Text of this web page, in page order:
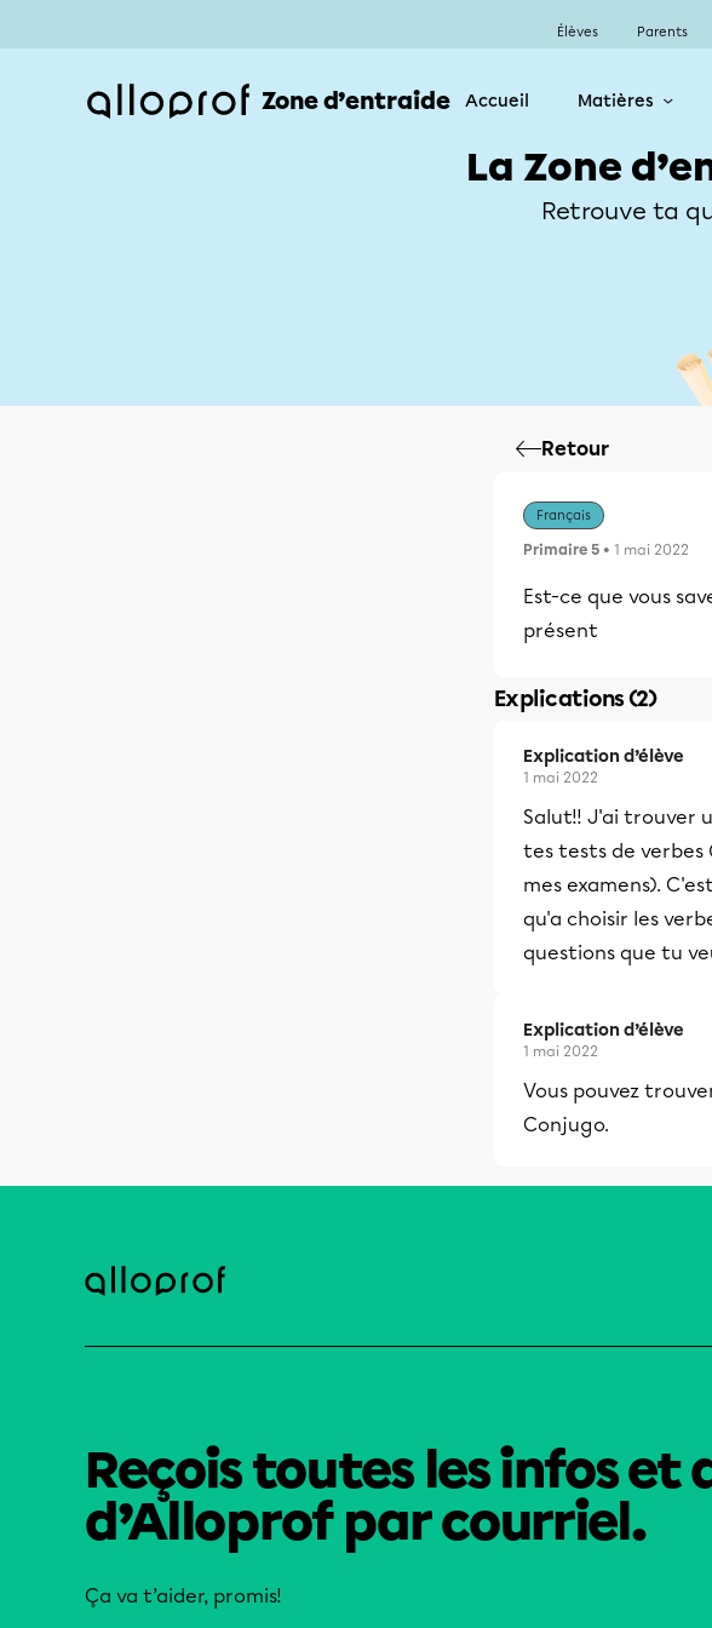
Élèves Parents
Zone d’entraide Accueil Matières
La Zone
Retrouve ta
Retour
Français
Primaire 5 • 1 mai 2022
Est-ce que vous
présent
Explications (2)
Explication d’élève
1 mai 2022
Salut!! J'ai trouver
tes tests de verbes
mes examens). C'est
qu'a choisir les
questions que tu
Explication d’élève
1 mai 2022
Vous pouvez
Conjugo.
Reçois toutes les infos et
d’Alloprof par courriel.
Ça va t’aider, promis!